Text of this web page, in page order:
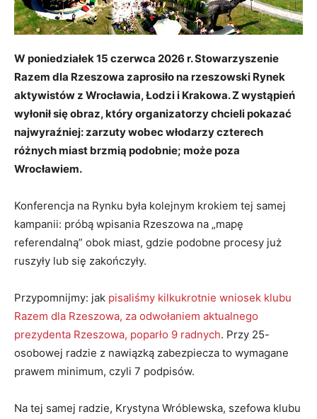
W poniedziałek 15 czerwca 2026 r. Stowarzyszenie
Razem dla Rzeszowa zaprosiło na rzeszowski Rynek
aktywistów z Wrocławia, Łodzi i Krakowa. Z wystąpień
wyłonił się obraz, który organizatorzy chcieli pokazać
najwyraźniej: zarzuty wobec włodarzy czterech
różnych miast brzmią podobnie; może poza
Wrocławiem.
Konferencja na Rynku była kolejnym krokiem tej samej
kampanii: próbą wpisania Rzeszowa na „mapę
referendalną” obok miast, gdzie podobne procesy już
ruszyły lub się zakończyły.
Przypomnijmy: jak pisaliśmy kilkukrotnie wniosek klubu
Razem dla Rzeszowa, za odwołaniem aktualnego
prezydenta Rzeszowa, poparło 9 radnych. Przy 25-
osobowej radzie z nawiązką zabezpiecza to wymagane
prawem minimum, czyli 7 podpisów.
Na tej samej radzie, Krystyna Wróblewska, szefowa klubu